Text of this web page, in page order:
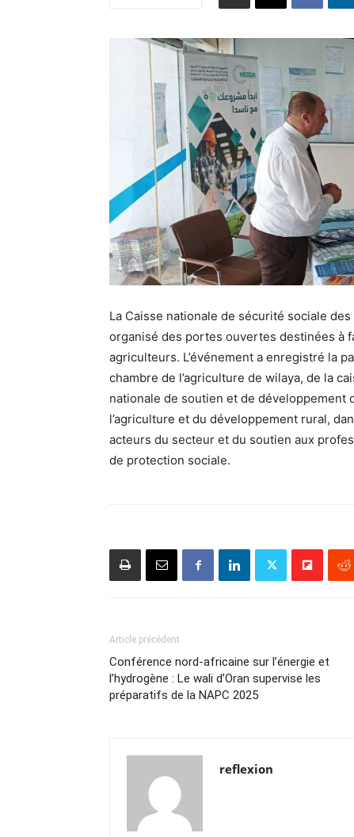
La Caisse nationale de sécurité sociale
organisé des portes ouvertes destinées à
agriculteurs. L’événement a enregistré la
chambre de l’agriculture de wilaya, de la
nationale de soutien et de développement
l’agriculture et du développement rural,
acteurs du secteur et du soutien aux
de protection sociale.
Article précédent
Conférence nord-africaine sur l’énergie et
l’hydrogène : Le wali d’Oran supervise les
préparatifs de la NAPC 2025
reflexion